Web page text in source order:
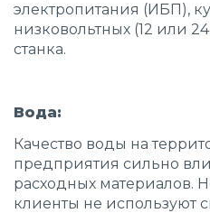
электропитания (ИБП),
низковольтных (12 или
станка.
Вода:
Качество воды на
предприятия сильно
расходных материалов.
клиенты не используют